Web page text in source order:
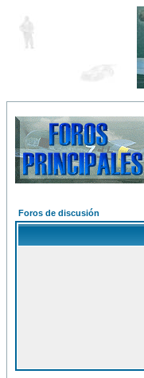
Foros de discusión